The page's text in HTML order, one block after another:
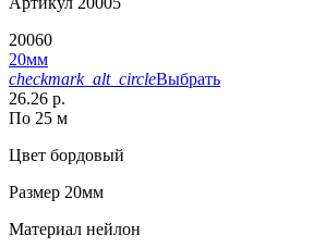
20060
20мм
checkmark_alt_circleВыбрать
26.26 р.
По 25 м
Цвет бордовый
Размер 20мм
Материал нейлон